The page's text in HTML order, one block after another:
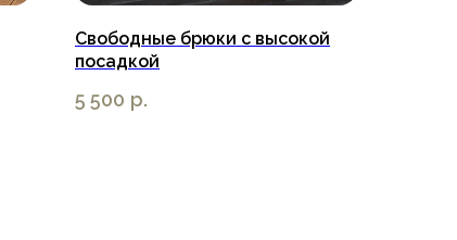
Свободные брюки с высокой
посадкой
5 500 р.